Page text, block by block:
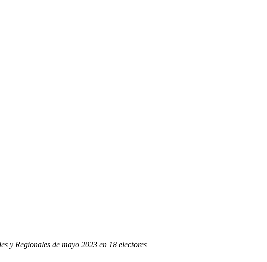
y Regionales de mayo 2023 en 18 electores